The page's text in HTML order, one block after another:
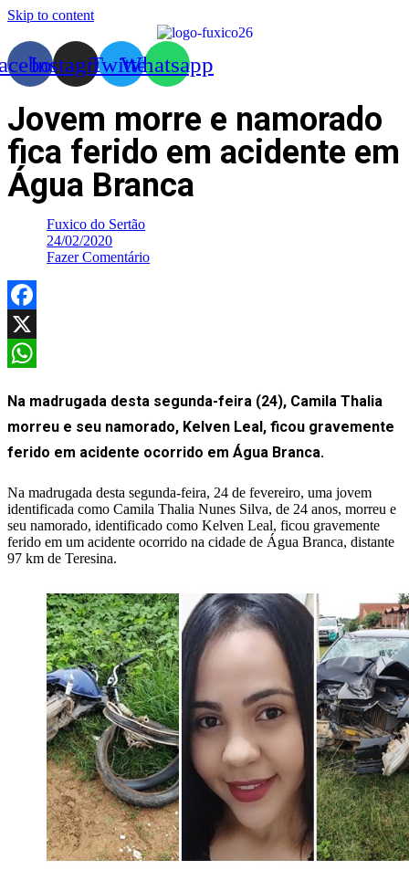
Skip to content
InstagramTwitterWhatsapp
Jovem morre e namorado
fica ferido em acidente em
Água Branca
Fuxico do Sertão
24/02/2020
Fazer Comentário
Facebook
X
Na madrugada desta segunda-feira (24), Camila Thalia
morreu e seu namorado, Kelven Leal, ficou gravemente
ferido em acidente ocorrido em Água Branca.
Na madrugada desta segunda-feira, 24 de fevereiro, uma jovem
identificada como Camila Thalia Nunes Silva, de 24 anos, morreu e
seu namorado, identificado como Kelven Leal, ficou gravemente
ferido em um acidente ocorrido na cidade de Água Branca, distante
97 km de Teresina.